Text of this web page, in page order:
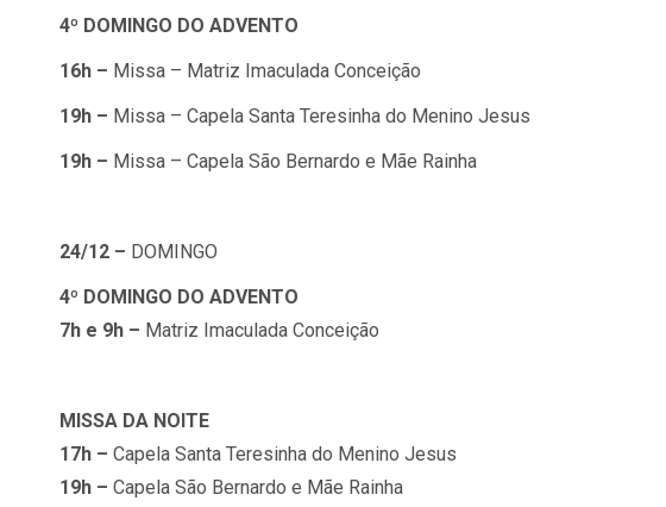
4º DOMINGO DO ADVENTO
16h – Missa – Matriz Imaculada Conceição
19h – Missa – Capela Santa Teresinha do Menino Jesus
19h – Missa – Capela São Bernardo e Mãe Rainha
24/12 – DOMINGO
4º DOMINGO DO ADVENTO
7h e 9h – Matriz Imaculada Conceição
MISSA DA NOITE
17h – Capela Santa Teresinha do Menino Jesus
19h – Capela São Bernardo e Mãe Rainha